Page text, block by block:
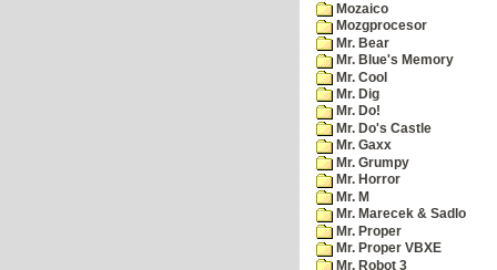
Mozaico
Mozgprocesor
Mr. Bear
Mr. Blue's Memory
Mr. Cool
Mr. Dig
Mr. Do!
Mr. Do's Castle
Mr. Gaxx
Mr. Grumpy
Mr. Horror
Mr. M
Mr. Marecek & Sadlo
Mr. Proper
Mr. Proper VBXE
Mr. Robot 3